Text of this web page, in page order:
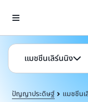
แมชชีนเลิร์นนิง
ปัญญาประดิษฐ์ แมชชีน